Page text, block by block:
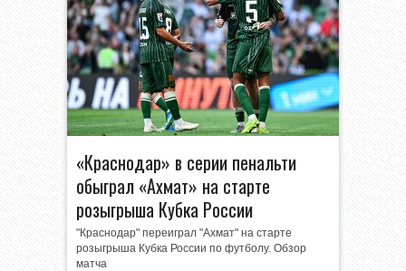
«Краснодар» в серии пенальти
обыграл «Ахмат» на старте
розыгрыша Кубка России
"Краснодар" переиграл "Ахмат" на старте
розыгрыша Кубка России по футболу. Обзор
матча